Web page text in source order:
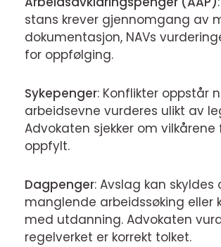
stans krever gjennomgang av
dokumentasjon, NAVs
for oppfølging.
Sykepenger: Konflikter oppstår
arbeidsevne vurderes ulikt av
Advokaten sjekker om
oppfylt.
Dagpenger: Avslag kan skyldes
manglende arbeidssøking eller
med utdanning. Advokaten
regelverket er korrekt tolket.